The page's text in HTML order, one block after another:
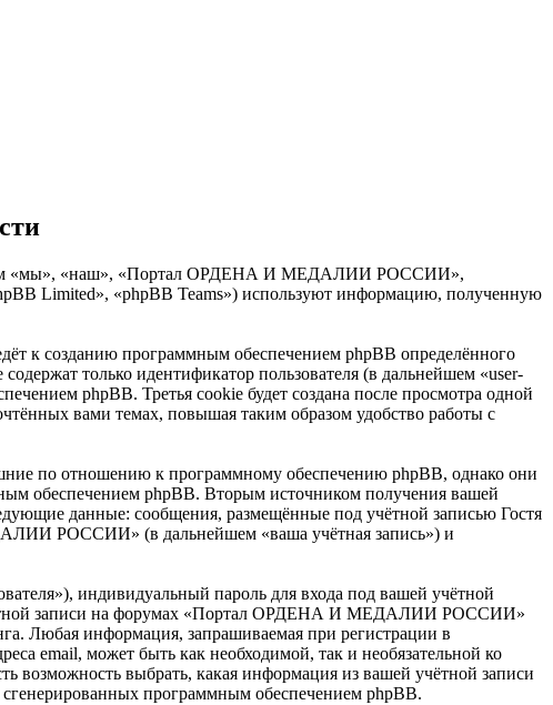
«мы», «наш», «Портал ОРДЕНА И МЕДАЛИИ РОССИИ»,
Limited», «phpBB Teams») используют информацию, полученную
созданию программным обеспечением phpBB определённого
только идентификатор пользователя (в дальнейшем «user-
phpBB. Третья cookie будет создана после просмотра одной
вами темах, повышая таким образом удобство работы с
по отношению к программному обеспечению phpBB, однако они
обеспечением phpBB. Вторым источником получения вашей
данные: сообщения, размещённые под учётной записью Гостя
РОССИИ» (в дальнейшем «ваша учётная запись») и
индивидуальный пароль для входа под вашей учётной
записи на форумах «Портал ОРДЕНА И МЕДАЛИИ РОССИИ»
Любая информация, запрашиваемая при регистрации в
может быть как необходимой, так и необязательной ко
выбрать, какая информация из вашей учётной записи
сгенерированных программным обеспечением phpBB.